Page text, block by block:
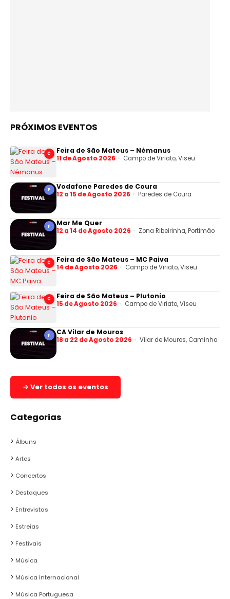
PRÓXIMOS EVENTOS
C Feira de São Mateus – Némanus
11 de Agosto 2026 Campo de Viriato, Viseu
F Vodafone Paredes de Coura
12 a 15 de Agosto 2026 Paredes de Coura
F Mar Me Quer
12 a 14 de Agosto 2026 Zona Ribeirinha, Portimão
C Feira de São Mateus – MC Paiva
14 de Agosto 2026 Campo de Viriato, Viseu
C Feira de São Mateus – Plutonio
15 de Agosto 2026 Campo de Viriato, Viseu
F CA Vilar de Mouros
18 a 22 de Agosto 2026 Vilar de Mouros, Caminha
→ Ver todos os eventos
Categorias
Álbuns
Artes
Concertos
Destaques
Entrevistas
Estreias
Festivais
Música
Música Internacional
Música Portuguesa